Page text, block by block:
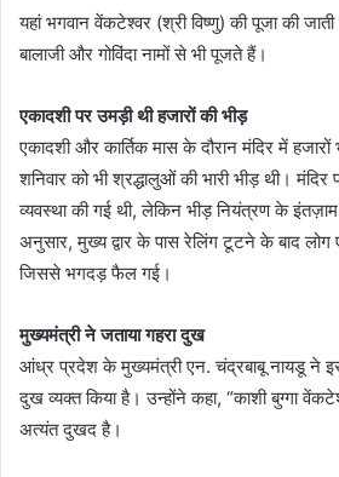
यहां भगवान वेंकटेश्वर (श्री विष्णु) की पूजा की
बालाजी और गोविंदा नामों से भी पूजते हैं।
एकादशी पर उमड़ी थी हजारों की भीड़
एकादशी और कार्तिक मास के दौरान मंदिर में
शनिवार को भी श्रद्धालुओं की भारी भीड़ थी।
व्यवस्था की गई थी, लेकिन भीड़ नियंत्रण के इंतज़ाम
अनुसार, मुख्य द्वार के पास रेलिंग टूटने के बाद
जिससे भगदड़ फैल गई।
मुख्यमंत्री ने जताया गहरा दुख
आंध्र प्रदेश के मुख्यमंत्री एन. चंद्रबाबू नायडू ने इस
दुख व्यक्त किया है। उन्होंने कहा, “काशी बुग्गा
अत्यंत दुखद है।